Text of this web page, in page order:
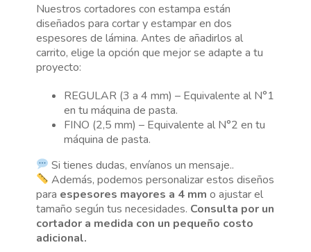
Nuestros cortadores con estampa están
diseñados para cortar y estampar en dos
espesores de lámina. Antes de añadirlos al
carrito, elige la opción que mejor se adapte a tu
proyecto:
REGULAR (3 a 4 mm) – Equivalente al N°1
en tu máquina de pasta.
FINO (2,5 mm) – Equivalente al N°2 en tu
máquina de pasta.
Si tienes dudas, envíanos un mensaje..
Además, podemos personalizar estos diseños
para espesores mayores a 4 mm o ajustar el
tamaño según tus necesidades. Consulta por un
cortador a medida con un pequeño costo
adicional.